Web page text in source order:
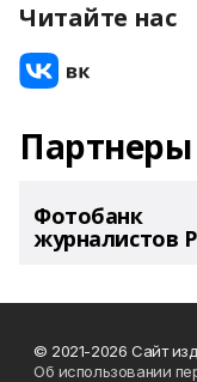
Читайте нас
Партнеры
Фотобанк
журналистов
© 2021-2026 Сайт
Об использовании